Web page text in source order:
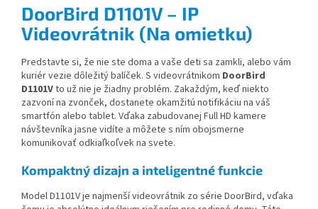
DoorBird D1101V – IP
Videovrátnik (Na omietku)
Predstavte si, že nie ste doma a vaše deti sa zamkli, alebo vám
kuriér vezie dôležitý balíček. S videovrátnikom DoorBird
D1101Vto už nie je žiadny problém. Zakaždým, keď niekto
zazvoní na zvonček, dostanete okamžitú notifikáciu na váš
smartfón alebo tablet. Vďaka zabudovanej Full HD kamere
návštevníka jasne vidíte a môžete s ním obojsmerne
komunikovať odkiaľkoľvek na svete.
Kompaktný dizajn a inteligentné funkcie
Model D1101V je najmenší videovrátnik zo série DoorBird, vďaka